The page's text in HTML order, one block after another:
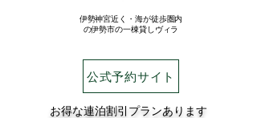
公式予約サイト
お得な連泊割引プランあります
伊勢神宮近く・海が徒歩圏内
の伊勢市の一棟貸しヴィラ